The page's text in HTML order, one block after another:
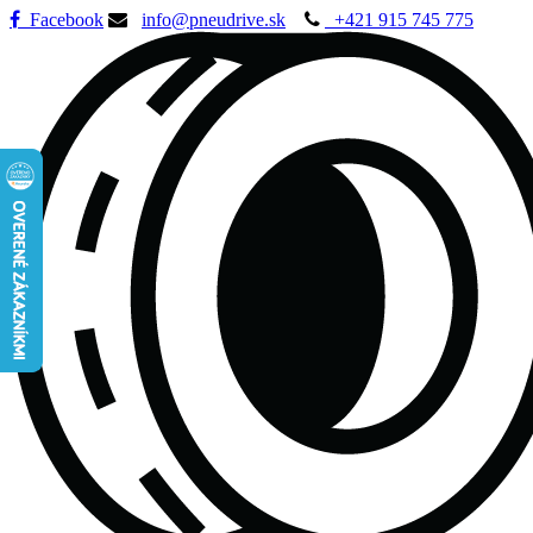
Facebook info@pneudrive.sk +421 915 745 775